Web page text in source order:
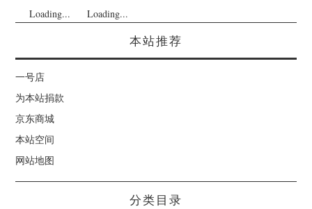
Loading... Loading...
本站推荐
一号店
为本站捐款
京东商城
本站空间
网站地图
分类目录